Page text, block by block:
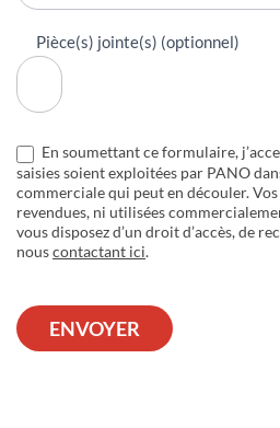
Pièce(s) jointe(s) (optionnel)
En soumettant ce formulaire,
saisies soient exploitées par PANO
commerciale qui peut en découler.
revendues, ni utilisées
vous disposez d’un droit d’accès, de
nouscontactant ici.
ENVOYER